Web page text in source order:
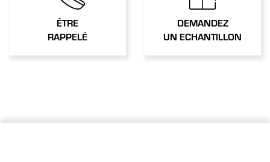
ÊTRE
RAPPELÉ
DEMANDEZ
UN ECHANTILLON